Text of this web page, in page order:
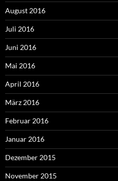
August 2016
Juli 2016
Juni 2016
Mai 2016
April 2016
März 2016
Februar 2016
Januar 2016
Dezember 2015
November 2015